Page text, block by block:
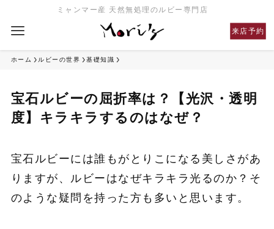
ミャンマー産 天然無処理のルビー専門店
来店予約
ホーム ルビーの世界 基礎知識
宝石ルビーの屈折率は？【光沢・透明
度】キラキラするのはなぜ？
宝石ルビーには誰もがとりこになる美しさがあ
りますが、ルビーはなぜキラキラ光るのか？そ
のような疑問を持った方も多いと思います。